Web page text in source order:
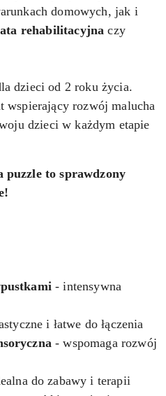
domowych, jak i
rehabilitacyjna czy
dzieci od 2 roku życia.
wspierający rozwój malucha
dzieci w każdym etapie
puzzle to sprawdzony
- intensywna
i łatwe do łączenia
- wspomaga rozwój
do zabawy i terapii